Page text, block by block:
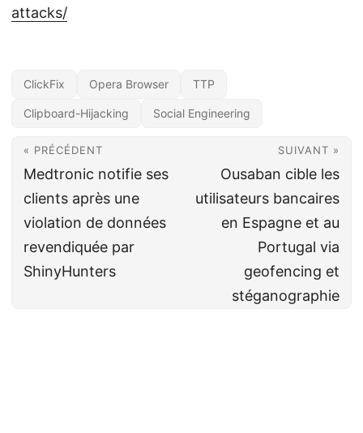
attacks/
ClickFix Opera Browser TTP
Clipboard-Hijacking Social Engineering
« PRÉCÉDENT
Medtronic notifie ses
clients après une
violation de données
revendiquée par
ShinyHunters
SUIVANT »
Ousaban cible les
utilisateurs bancaires
en Espagne et au
Portugal via
geofencing et
stéganographie